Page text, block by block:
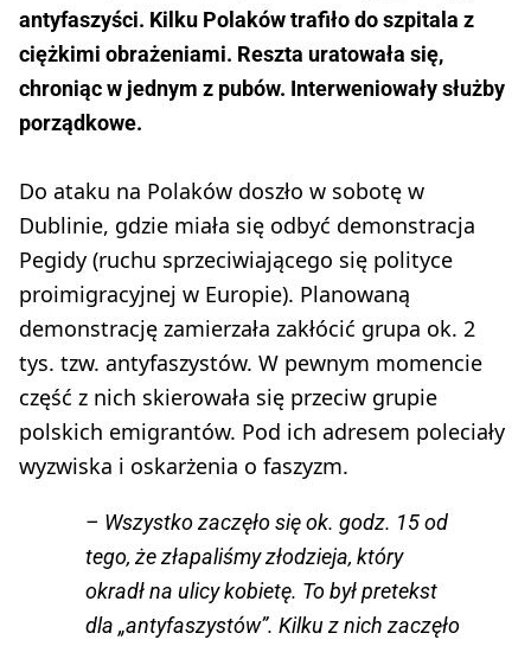
antyfaszyści. Kilku Polaków trafiło do szpitala z
ciężkimi obrażeniami. Reszta uratowała się,
chroniąc w jednym z pubów. Interweniowały służby
porządkowe.
Do ataku na Polaków doszło w sobotę w
Dublinie, gdzie miała się odbyć demonstracja
Pegidy (ruchu sprzeciwiającego się polityce
proimigracyjnej w Europie). Planowaną
demonstrację zamierzała zakłócić grupa ok. 2
tys. tzw. antyfaszystów. W pewnym momencie
część z nich skierowała się przeciw grupie
polskich emigrantów. Pod ich adresem poleciały
wyzwiska i oskarżenia o faszyzm.
– Wszystko zaczęło się ok. godz. 15 od
tego, że złapaliśmy złodzieja, który
okradł na ulicy kobietę. To był pretekst
dla „antyfaszystów”. Kilku z nich zaczęło